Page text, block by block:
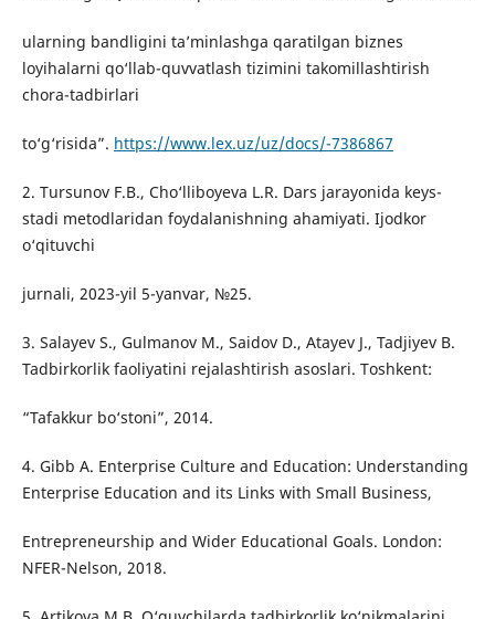
ularning bandligini ta’minlashga qaratilgan biznes
loyihalarni qo‘llab-quvvatlash tizimini takomillashtirish
chora-tadbirlari
to‘g‘risida”. https://www.lex.uz/uz/docs/-7386867
2. Tursunov F.B., Cho‘lliboyeva L.R. Dars jarayonida keys-
stadi metodlaridan foydalanishning ahamiyati. Ijodkor
o‘qituvchi
jurnali, 2023-yil 5-yanvar, №25.
3. Salayev S., Gulmanov M., Saidov D., Atayev J., Tadjiyev B.
Tadbirkorlik faoliyatini rejalashtirish asoslari. Toshkent:
“Tafakkur bo‘stoni”, 2014.
4. Gibb A. Enterprise Culture and Education: Understanding
Enterprise Education and its Links with Small Business,
Entrepreneurship and Wider Educational Goals. London:
NFER-Nelson, 2018.